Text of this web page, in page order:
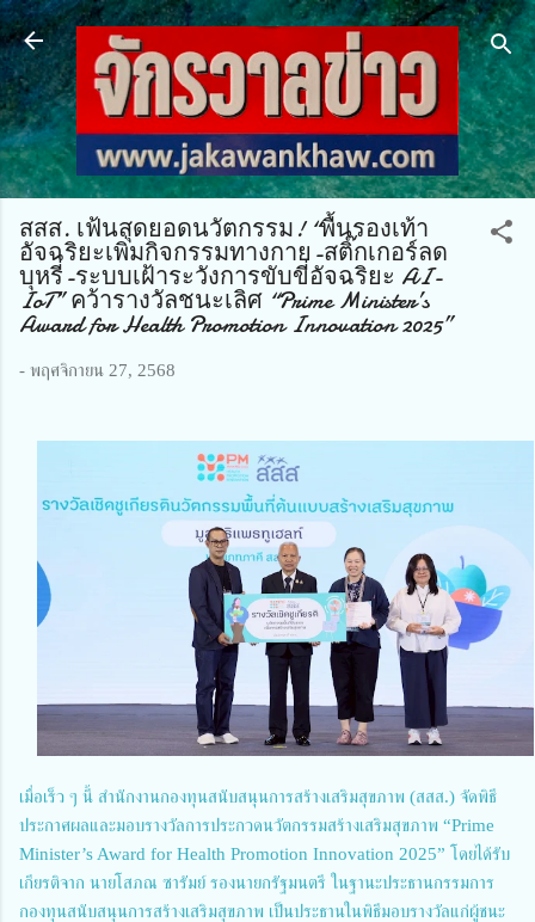
ข้ามไปที่เนื้อหาหลัก
สสส. เฟ้นสุดยอดนวัตกรรม! “พื้นรองเท้า
อัจฉริยะเพิ่มกิจกรรมทางกาย-สติ๊กเกอร์ลด
บุหรี่-ระบบเฝ้าระวังการขับขี่อัจฉริยะ AI-
IoT” คว้ารางวัลชนะเลิศ “Prime Minister’s
Award for Health Promotion Innovation 2025”
- พฤศจิกายน 27, 2568
เมื่อเร็ว ๆ นี้ สำนักงานกองทุนสนับสนุนการสร้างเสริมสุขภาพ (สสส.) จัดพิธี
ประกาศผลและมอบรางวัลการประกวดนวัตกรรมสร้างเสริมสุขภาพ “Prime
Minister’s Award for Health Promotion Innovation 2025” โดยได้รับ
เกียรติจาก นายโสภณ ซารัมย์ รองนายกรัฐมนตรี ในฐานะประธานกรรมการ
กองทุนสนับสนุนการสร้างเสริมสุขภาพ เป็นประธานในพิธีมอบรางวัลแก่ผู้ชนะ